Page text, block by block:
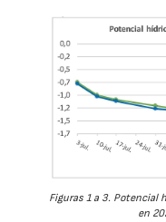
Figuras 1 a 3. Potencial
en